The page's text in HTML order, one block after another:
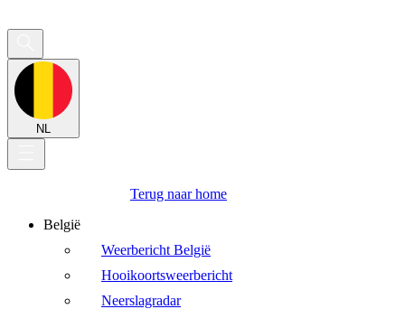
NL
Terug naar home
België
Weerbericht België
Hooikoortsweerbericht
Neerslagradar